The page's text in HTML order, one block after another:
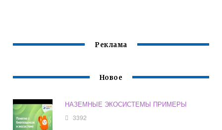
ОКРУЖАЮЩЕЙ
Реклама
Новое
НАЗЕМНЫЕ ЭКОСИСТЕМЫ ПРИМЕРЫ
3392